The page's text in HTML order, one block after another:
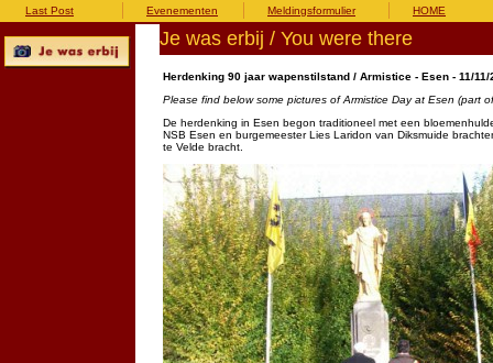
Last Post Evenementen Meldingsformulier HOME
Je was erbij / You were there
Herdenking 90 jaar wapenstilstand / Armistice - Esen - 11/11/
Please find below some pictures of Armistice Day at Esen (part
De herdenking in Esen begon traditioneel met een
NSB Esen en burgemeester Lies Laridon van Diksmuide
te Velde bracht.